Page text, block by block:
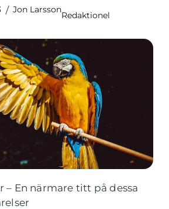
Jon Larsson
Redaktionel
– En närmare titt på dessa